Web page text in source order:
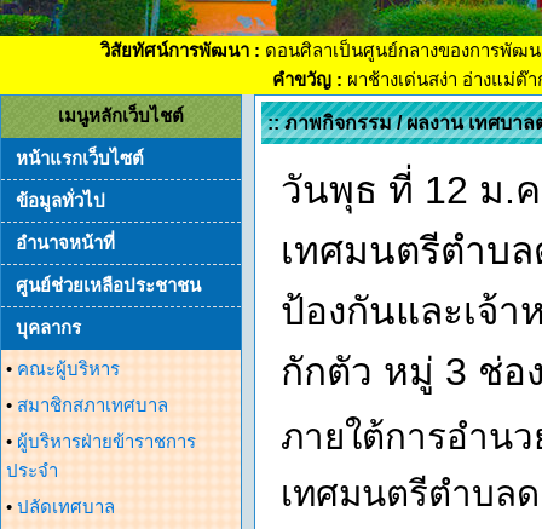
วิสัยทัศน์การพัฒนา : ดอนศิลาเป็นศูนย์กลางของการพัฒ
คำขวัญ : ผาช้างเด่นสง่า อ่างแม่ต๊
เมนูหลักเว็บไชต์
หน้าแรกเว็บไซต์
ข้อมูลทั่วไป
อำนาจหน้าที่
ศูนย์ช่วยเหลือประชาชน
บุคลากร
• คณะผู้บริหาร
• สมาชิกสภาเทศบาล
• ผู้บริหารฝ่ายข้าราชการ
ประจำ
• ปลัดเทศบาล
:: ภาพกิจกรรม / ผลงาน เทศบา
วันพุธ ที่ 12 ม.
เทศมนตรีตำบ
ป้องกันและเจ้
กักตัว หมู่ 3 ช่อ
ภายใต้การอำน
เทศมนตรีตำบล